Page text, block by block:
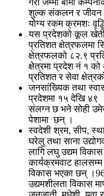
गरी जम्मा बीमा
शुल्क संकलन र जीवन
योग्य रकम क्रमशः
यस प्रदेशको कूल
प्रतिशत क्षेत्रफलमा
क्षेत्रफलको ८२.९
क्षेत्रमा प्रदेश नं १
प्रतिशत र सेवा
जनसांख्यिक तथा
प्रदेशमा १५ देखि
संलग्न छ भने सोही
पेशामा छन् ।
स्वदेशी श्रम, सीप,
घरेलु तथा साना
लागि लघु उद्यम
कार्यक्रमवाट
विकास भएका छन्
उद्यमशीलता विकास